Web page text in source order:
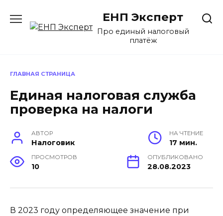
содержанию
ЕНП Эксперт
Про единый налоговый
платёж
ГЛАВНАЯ СТРАНИЦА
Единая налоговая служба
проверка на налоги
АВТОР
Налоговик
НА ЧТЕНИЕ
17 мин.
ПРОСМОТРОВ
10
ОПУБЛИКОВАНО
28.08.2023
В 2023 году определяющее значение при